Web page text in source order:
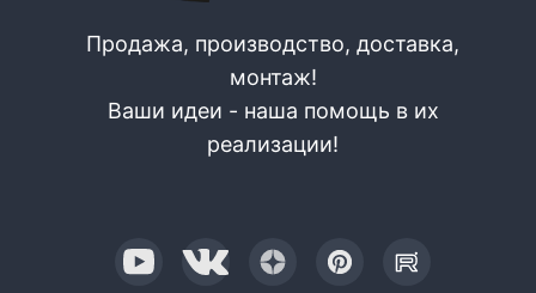
Продажа, производство, доставка,
монтаж!
Ваши идеи - наша помощь в их
реализации!